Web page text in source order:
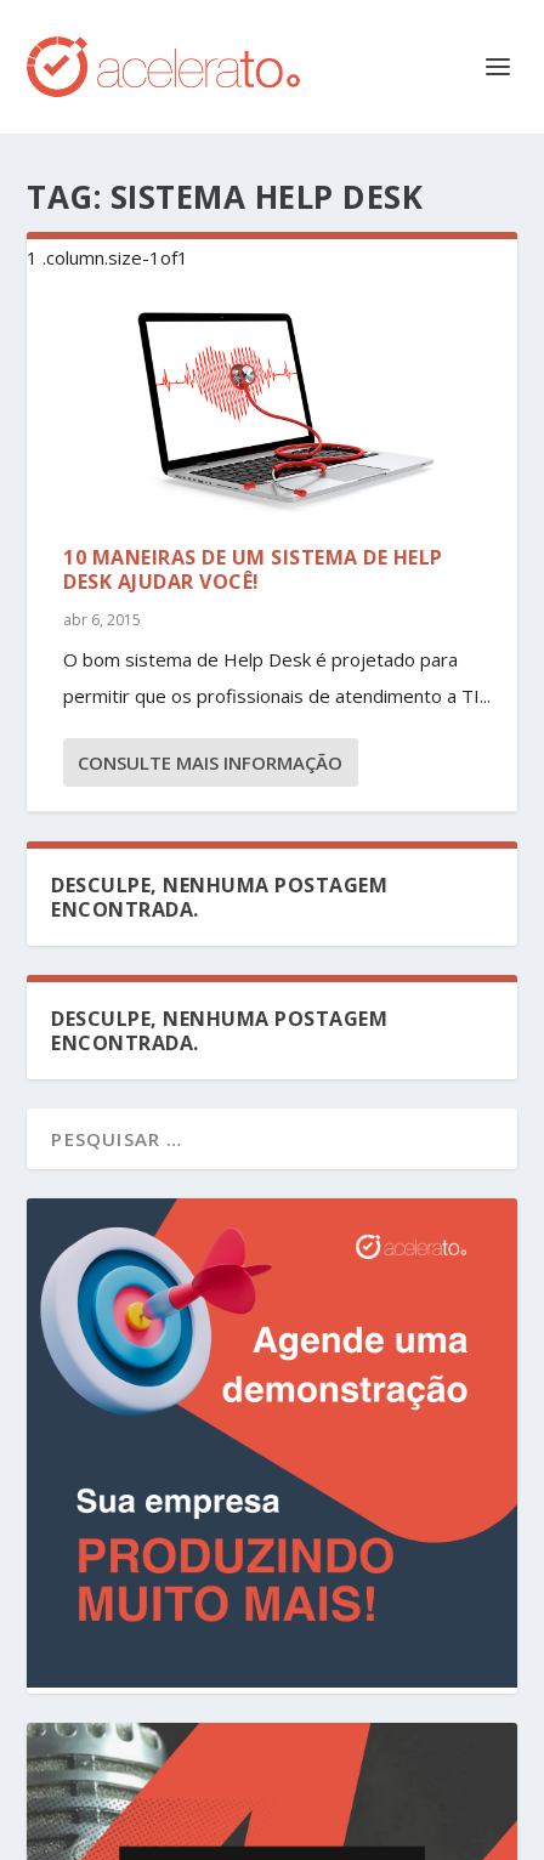
TAG: SISTEMA HELP DESK
10 MANEIRAS DE UM SISTEMA DE HELP
DESK AJUDAR VOCÊ!
abr 6, 2015
O bom sistema de Help Desk é projetado para
permitir que os profissionais de atendimento a TI...
CONSULTE MAIS INFORMAÇÃO
DESCULPE, NENHUMA POSTAGEM
ENCONTRADA.
DESCULPE, NENHUMA POSTAGEM
ENCONTRADA.